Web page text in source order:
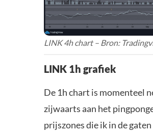
LINK 4h chart – Bron:
LINK 1h grafiek
De 1h chart is momenteel
zijwaarts aan het
prijszones die ik in de